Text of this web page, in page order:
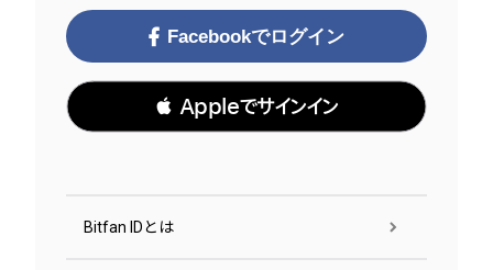
Facebookでログイン
 Appleでサインイン
Bitfan IDとは